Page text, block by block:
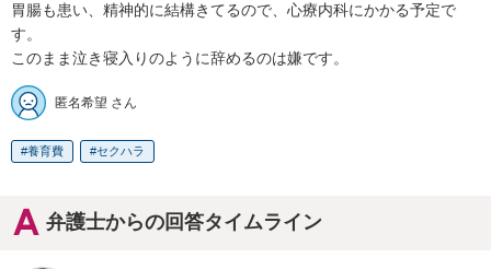
胃腸も患い、精神的に結構きてるので、心療内科にかかる予定で
す。
このまま泣き寝入りのように辞めるのは嫌です。
匿名希望 さん
養育費 セクハラ
弁護士からの回答タイムライン